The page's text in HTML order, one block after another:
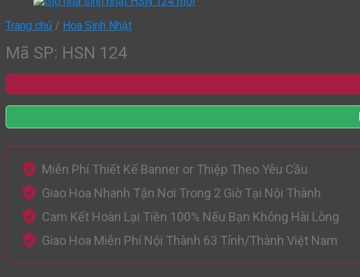
Trang chủ / Hoa Sinh Nhật
Mã SP: HSN 124
Miễn Phí Thiết Kế Banner or Thiệp Theo Yêu Cầu
Giao Hoa Nhanh Tận Nơi Trong 2 Giờ Tại Nội Thành
Cam Kết Hoàn Lại Tiền 100% Nếu Bạn Không Hài Lòng
Giao Hoa Miễn Phí Nội Thành 63 Tỉnh/Thành Việt Nam